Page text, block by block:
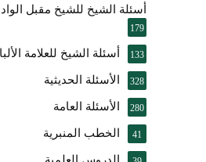
أسئلة الشيخ للشيخ مقبل
179
أسئلة الشيخ للعلامة 133
الأسئلة الحديثية 328
الأسئلة العامة 280
الخطب المنبرية 41